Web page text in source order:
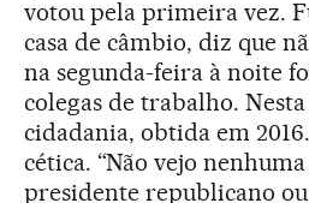
votou pela primeira vez.
casa de câmbio, diz que
na segunda-feira à noite
colegas de trabalho.
cidadania, obtida em
cética. “Não vejo
presidente republicano ou